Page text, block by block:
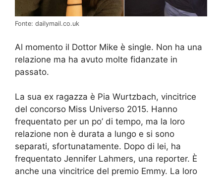
Fonte: dailymail.co.uk
Al momento il Dottor Mike è single. Non ha una
relazione ma ha avuto molte fidanzate in
passato.
La sua ex ragazza è Pia Wurtzbach, vincitrice
del concorso Miss Universo 2015. Hanno
frequentato per un po’ di tempo, ma la loro
relazione non è durata a lungo e si sono
separati, sfortunatamente. Dopo di lei, ha
frequentato Jennifer Lahmers, una reporter. È
anche una vincitrice del premio Emmy. La loro